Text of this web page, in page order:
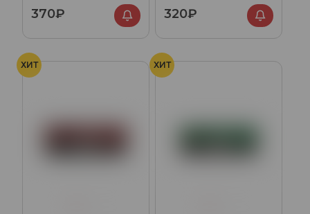
370₽ 320₽
ХИТ ХИТ